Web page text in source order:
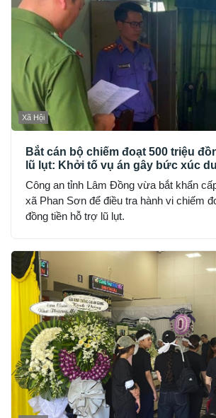
Xã Hội
Bắt cán bộ chiếm đoạt 500 triệu
lũ lụt: Khởi tố vụ án gây bức xúc
Công an tỉnh Lâm Đồng vừa bắt khẩn
xã Phan Sơn để điều tra hành vi chiếm
đồng tiền hỗ trợ lũ lụt.